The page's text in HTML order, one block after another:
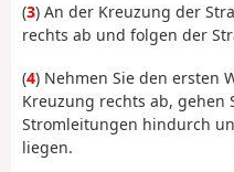
(3) An der Kreuzung der
rechts ab und folgen der
(4) Nehmen Sie den ersten
Kreuzung rechts ab, gehen
Stromleitungen hindurch
liegen.